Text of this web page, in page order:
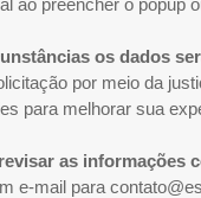
ao preencher o popup
os dados
por meio da
para melhorar sua
as informações
e-mail para